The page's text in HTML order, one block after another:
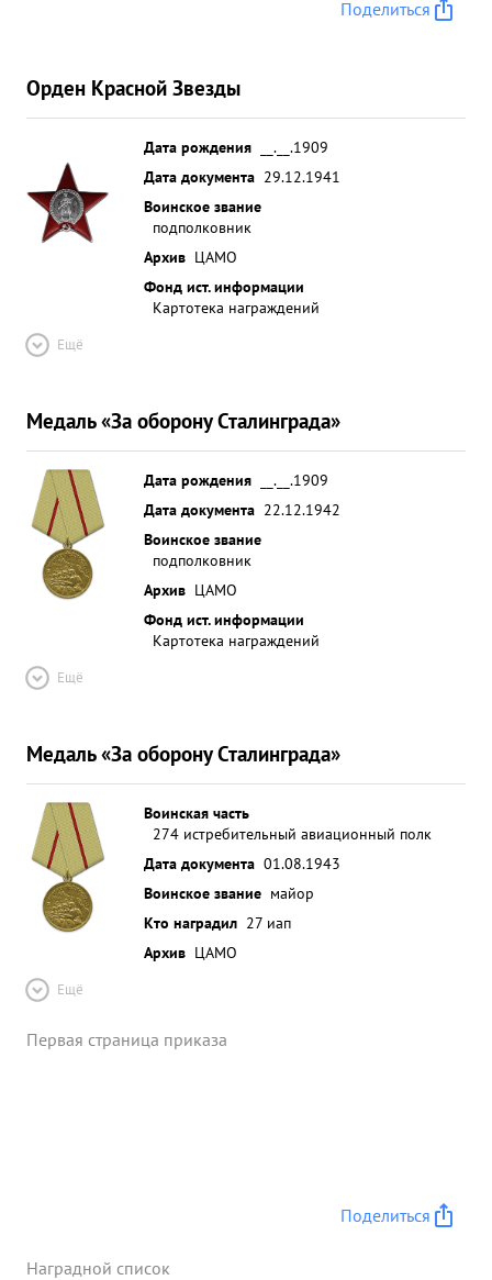
Поделиться
Орден Красной Звезды
Дата рождения
__.__.1909
Дата документа 29.12.1941
Воинское звание
подполковник
Архив ЦАМО
Фонд ист. информации
Картотека награждений
Ещё
Медаль «За оборону Сталинграда»
Дата рождения
__.__.1909
Дата документа 22.12.1942
Воинское звание
подполковник
Архив ЦАМО
Фонд ист. информации
Картотека награждений
Ещё
Медаль «За оборону Сталинграда»
Воинская часть
274 истребительный авиационный полк
Дата документа 01.08.1943
Воинское звание майор
Кто наградил 27 иап
Архив ЦАМО
Ещё
Первая страница приказа
Поделиться
Наградной список